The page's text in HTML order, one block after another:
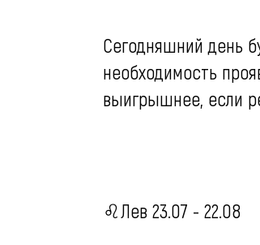
Сегодняшний день
необходимость
выигрышнее, если
♌️Лев 23.07 - 22.08